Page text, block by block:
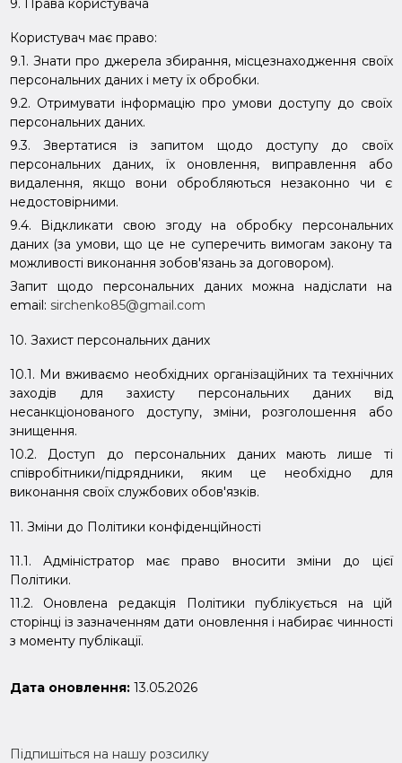
Користувач має право:
9.1. Знати про джерела збирання, місцезнаходження своїх
персональних даних і мету їх обробки.
9.2. Отримувати інформацію про умови доступу до своїх
персональних даних.
9.3. Звертатися із запитом щодо доступу до своїх
персональних даних, їх оновлення, виправлення або
видалення, якщо вони обробляються незаконно чи є
недостовірними.
9.4. Відкликати свою згоду на обробку персональних
даних (за умови, що це не суперечить вимогам закону та
можливості виконання зобов'язань за договором).
Запит щодо персональних даних можна надіслати на
email: sirchenko85@gmail.com
10. Захист персональних даних
10.1. Ми вживаємо необхідних організаційних та технічних
заходів для захисту персональних даних від
несанкціонованого доступу, зміни, розголошення або
знищення.
10.2. Доступ до персональних даних мають лише ті
співробітники/підрядники, яким це необхідно для
виконання своїх службових обов'язків.
11. Зміни до Політики конфіденційності
11.1. Адміністратор має право вносити зміни до цієї
Політики.
11.2. Оновлена редакція Політики публікується на цій
сторінці із зазначенням дати оновлення і набирає чинності
з моменту публікації.
Дата оновлення:13.05.2026
Підпишіться на нашу розсилку